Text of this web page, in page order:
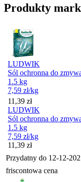
Produkty
LUDWIK
Sól ochronna do
1.5 kg
7,59 zł/kg
Cena
11,39 zł
LUDWIK
Sól ochronna do
1.5 kg
7,59 zł/kg
Cena
11,39 zł
Przydatny do 12-12-
friscontowa cena